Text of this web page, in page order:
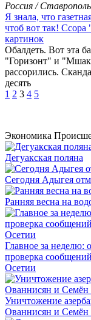
Россия /
Я знала, что
чтоб вот так!
картинок
Обалдеть. Вот эта
"Горизонт" и
рассорились.
десять
1 2 3 4 5
Экономика
Дегуакская поляна
Сегодня Адыгея
Ранняя весна на
Главное за неделю:
проверка
Осетии
Уничтожение
Ованнисян и Семён